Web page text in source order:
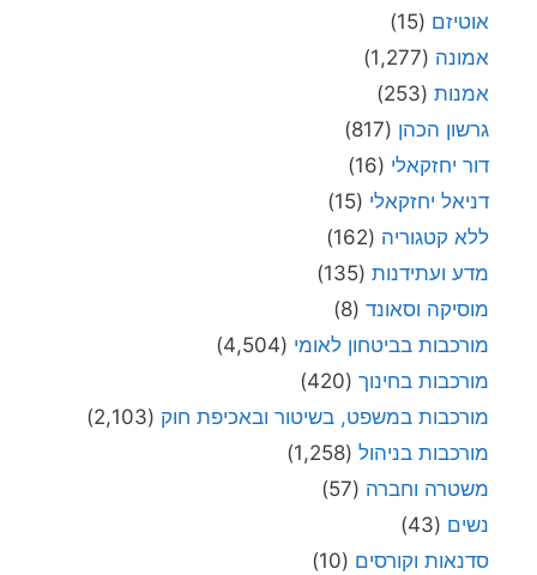
אוטיזם (15)
אמונה (1,277)
אמנות (253)
גרשון הכהן (817)
דור יחזקאלי (16)
דניאל יחזקאלי (15)
ללא קטגוריה (162)
מדע ועתידנות (135)
מוסיקה וסאונד (8)
מורכבות בביטחון לאומי (4,504)
מורכבות בחינוך (420)
מורכבות במשפט, בשיטור ובאכיפת חוק (2,103)
מורכבות בניהול (1,258)
משטרה וחברה (57)
נשים (43)
סדנאות וקורסים (10)